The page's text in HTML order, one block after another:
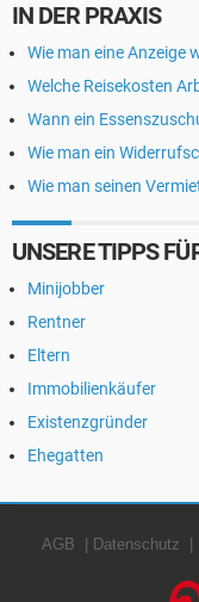
IN DER PRAXIS
Wie man eine Anzeige
Welche Reisekosten
Wann ein
Wie man ein
Wie man seinen
UNSERE TIPPS
Minijobber
Rentner
Eltern
Immobilienkäufer
Existenzgründer
Ehegatten
AGB Datenschutz